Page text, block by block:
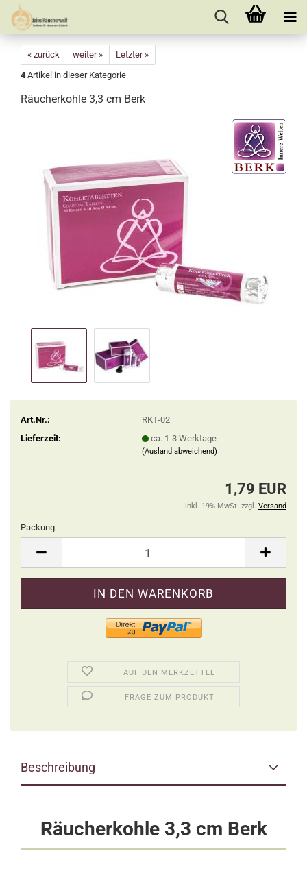
« zurück weiter »
Letzter »
4 Artikel in dieser Kategorie
Räucherkohle 3,3 cm Berk
Art.Nr.:
RKT-02
Lieferzeit:
ca. 1-3 Werktage
(Ausland abweichend)
1,79 EUR
inkl. 19% MwSt. zzgl. Versand
Packung:
AUF DEN MERKZETTEL
FRAGE ZUM PRODUKT
Beschreibung
Räucherkohle 3,3 cm Berk